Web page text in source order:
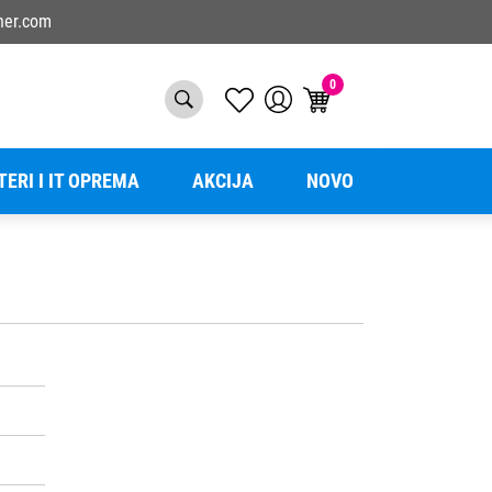
0
I IT OPREMA AKCIJA NOVO